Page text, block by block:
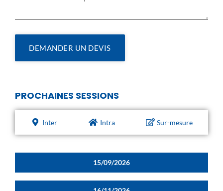
DEMANDER UN DEVIS
PROCHAINES SESSIONS
Inter Intra Sur-mesure
15/09/2026